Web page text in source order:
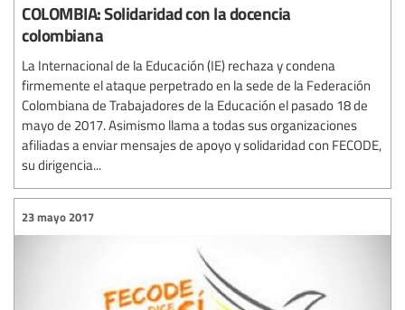
COLOMBIA: Solidaridad con la docencia
colombiana
La Internacional de la Educación (IE) rechaza y condena
firmemente el ataque perpetrado en la sede de la Federación
Colombiana de Trabajadores de la Educación el pasado 18 de
mayo de 2017. Asimismo llama a todas sus organizaciones
afiliadas a enviar mensajes de apoyo y solidaridad con FECODE,
su dirigencia...
23 mayo 2017